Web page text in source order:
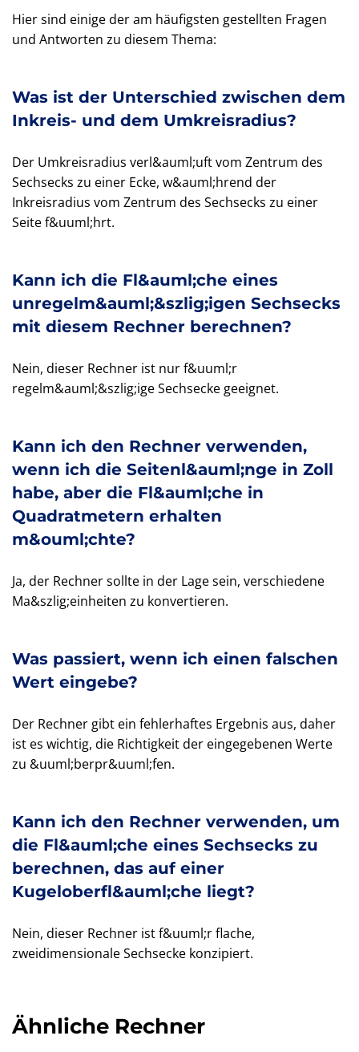
Hier sind einige der am häufigsten gestellten Fragen
und Antworten zu diesem Thema:
Was ist der Unterschied zwischen dem
Inkreis- und dem Umkreisradius?
Der Umkreisradius verl&auml;uft vom Zentrum des
Sechsecks zu einer Ecke, w&auml;hrend der
Inkreisradius vom Zentrum des Sechsecks zu einer
Seite f&uuml;hrt.
Kann ich die Fl&auml;che eines
unregelm&auml;&szlig;igen Sechsecks
mit diesem Rechner berechnen?
Nein, dieser Rechner ist nur f&uuml;r
regelm&auml;&szlig;ige Sechsecke geeignet.
Kann ich den Rechner verwenden,
wenn ich die Seitenl&auml;nge in Zoll
habe, aber die Fl&auml;che in
Quadratmetern erhalten
m&ouml;chte?
Ja, der Rechner sollte in der Lage sein, verschiedene
Ma&szlig;einheiten zu konvertieren.
Was passiert, wenn ich einen falschen
Wert eingebe?
Der Rechner gibt ein fehlerhaftes Ergebnis aus, daher
ist es wichtig, die Richtigkeit der eingegebenen Werte
zu &uuml;berpr&uuml;fen.
Kann ich den Rechner verwenden, um
die Fl&auml;che eines Sechsecks zu
berechnen, das auf einer
Kugeloberfl&auml;che liegt?
Nein, dieser Rechner ist f&uuml;r flache,
zweidimensionale Sechsecke konzipiert.
Ähnliche Rechner